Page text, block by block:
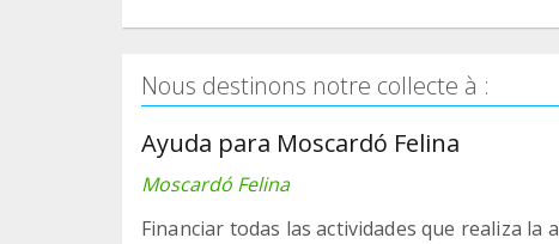
Nous destinons notre collecte à :
Ayuda para Moscardó Felina
Moscardó Felina
Financiar todas las actividades que realiza la